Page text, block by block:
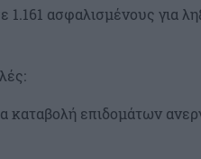
ασφαλισμένους για
καταβολή επιδομάτων